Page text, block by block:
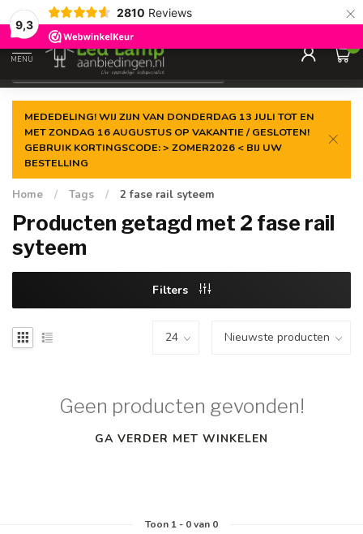
9,3
2810 Reviews ×
Gegarandeerde delaagste prijs
MENU
0
MEDEDELING! WIJ ZIJN VAN DONDERDAG 13 JULI TOT EN
MET ZONDAG 16 AUGUSTUS OP VAKANTIE / GESLOTEN!
GEBRUIK KORTINGSCODE: > ZOMER2026 < BIJ UW
BESTELLING
Home / Tags / 2 fase rail syteem
Producten getagd met 2 fase rail
syteem
Filters
Geen producten gevonden!
GA VERDER MET WINKELEN
Toon 1- 0van 0